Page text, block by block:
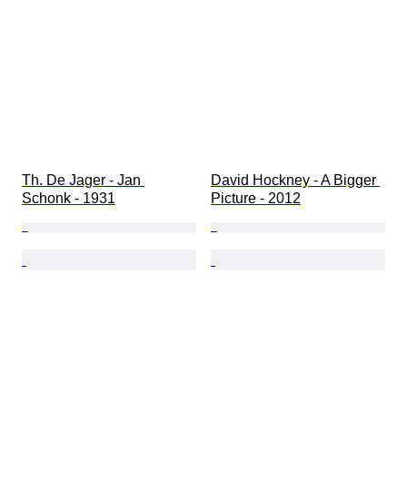
Th. De Jager - Jan
Schonk - 1931
David Hockney - A Bigger
Picture - 2012